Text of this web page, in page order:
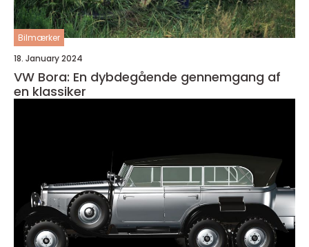
Bilmærker
18. January 2024
VW Bora: En dybdegående gennemgang af
en klassiker